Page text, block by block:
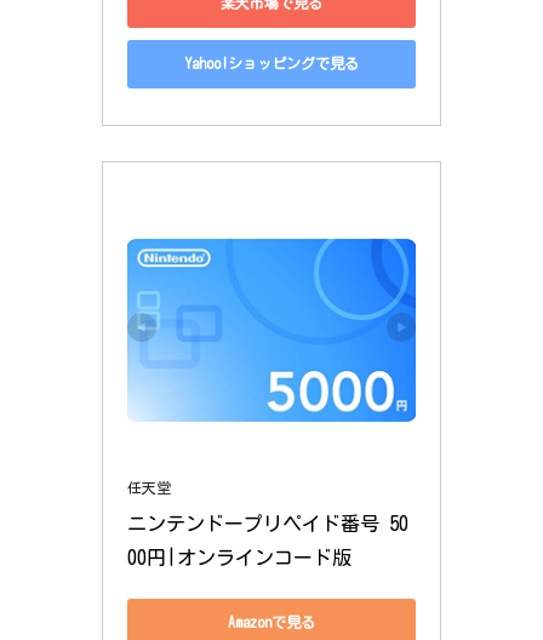
Yahoo!ショッピングで見る
任天堂
ニンテンドープリペイド番号 50
00円|オンラインコード版
Amazonで見る